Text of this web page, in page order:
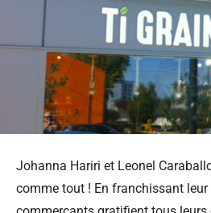
Johanna Hariri et Leonel
comme tout ! En franchissant leur